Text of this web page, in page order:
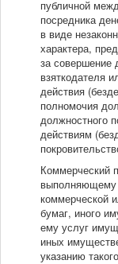
публичной
посредника
в виде
характера,
за совершение
взяткодателя
действия
полномочия
должностного
действиям
Коммерческий
выполняющему
коммерческой
бумаг, иного
ему услуг
иных
указанию